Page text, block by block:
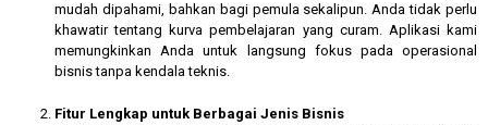
mudah dipahami, bahkan bagi pemula sekalipun. Anda tidak perlu
khawatir tentang kurva pembelajaran yang curam. Aplikasi kami
memungkinkan Anda untuk langsung fokus pada operasional
bisnis tanpa kendala teknis.
Fitur Lengkap untuk Berbagai Jenis Bisnis